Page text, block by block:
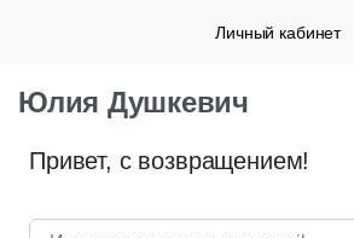
Личный кабинет
Юлия Душкевич
Привет, с возвращением!